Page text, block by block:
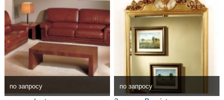
по запросу по запросу